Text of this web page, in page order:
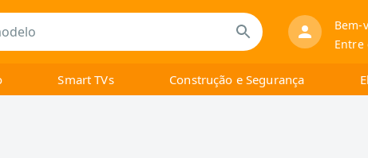
Bem-
Entre
Smart TVs Construção e Segurança